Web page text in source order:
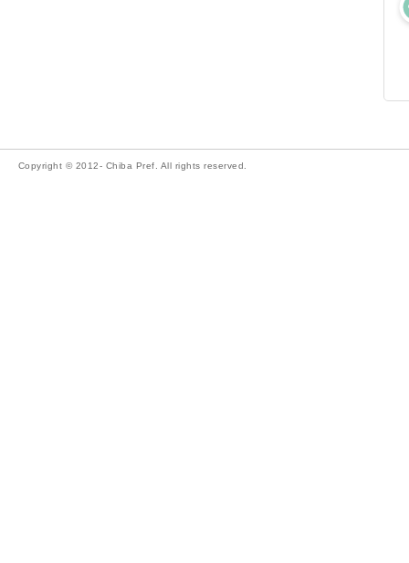
Copyright © 2012- Chiba Pref. All rights reserved.